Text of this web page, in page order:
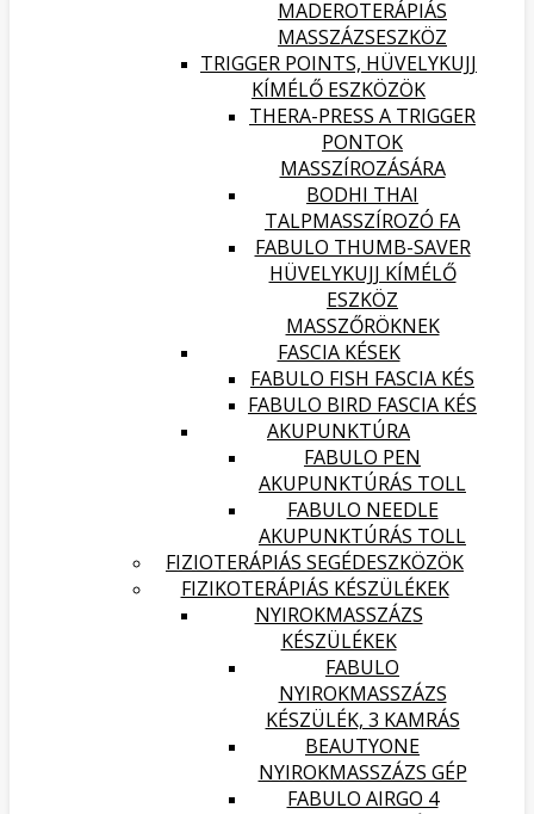
MADEROTERÁPIÁS
MASSZÁZSESZKÖZ
TRIGGER POINTS, HÜVELYKUJJ
KÍMÉLŐ ESZKÖZÖK
THERA-PRESS A TRIGGER
PONTOK
MASSZÍROZÁSÁRA
BODHI THAI
TALPMASSZÍROZÓ FA
FABULO THUMB-SAVER
HÜVELYKUJJ KÍMÉLŐ
ESZKÖZ
MASSZŐRÖKNEK
FASCIA KÉSEK
FABULO FISH FASCIA KÉS
FABULO BIRD FASCIA KÉS
AKUPUNKTÚRA
FABULO PEN
AKUPUNKTÚRÁS TOLL
FABULO NEEDLE
AKUPUNKTÚRÁS TOLL
FIZIOTERÁPIÁS SEGÉDESZKÖZÖK
FIZIKOTERÁPIÁS KÉSZÜLÉKEK
NYIROKMASSZÁZS
KÉSZÜLÉKEK
FABULO
NYIROKMASSZÁZS
KÉSZÜLÉK, 3 KAMRÁS
BEAUTYONE
NYIROKMASSZÁZS GÉP
FABULO AIRGO 4